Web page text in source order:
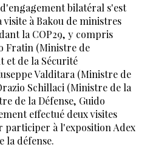
bilatéral s'est
visite à Bakou de ministres
la COP29, y compris
Fratin (Ministre de
et de la Sécurité
Valditara (Ministre de
Schillaci (Ministre de la
de la Défense, Guido
effectué deux visites
participer à l'exposition Adex
la défense.